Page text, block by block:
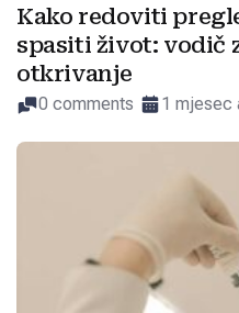
Kako redoviti
spasiti život: vodič
otkrivanje
0 comments 1 mjesec